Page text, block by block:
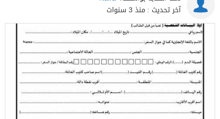
آخر تحديث : منذ 3 سنوات